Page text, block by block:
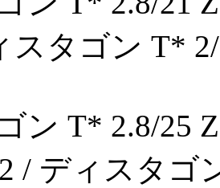
スタゴン T*
ン T* 2.8/25
/ ディスタ